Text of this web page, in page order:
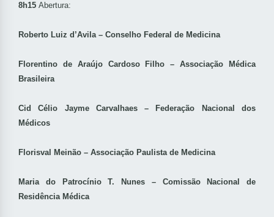
8h15 Abertura:
Roberto Luiz d’Avila – Conselho Federal de Medicina
Florentino de Araújo Cardoso Filho – Associação Médica
Brasileira
Cid Célio Jayme Carvalhaes – Federação Nacional dos
Médicos
Florisval Meinão – Associação Paulista de Medicina
Maria do Patrocínio T. Nunes – Comissão Nacional de
Residência Médica